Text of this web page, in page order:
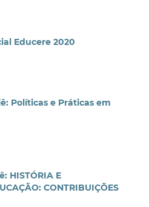
Educere 2020
Políticas e Práticas em
HISTÓRIA E
CONTRIBUIÇÕES